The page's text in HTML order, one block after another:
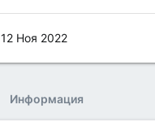
12 Ноя 2022
Информация